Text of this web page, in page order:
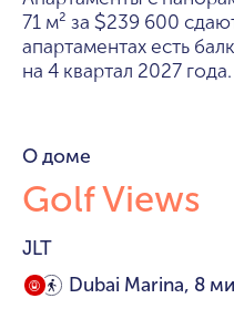
71 м² за $239 600
апартаментах есть
на 4 квартал 2027 года.
О доме
Golf Views
JLT
Dubai Marina, 8